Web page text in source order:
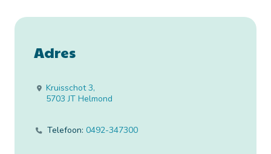
Adres
Kruisschot 3,
5703 JT Helmond
Telefoon: 0492-347300